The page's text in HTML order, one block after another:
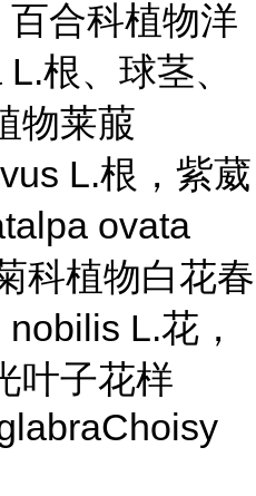
合科植物洋
根、球茎、
物莱菔
L.根，紫葳
ovata
科植物白花春
L.花，
叶子花样